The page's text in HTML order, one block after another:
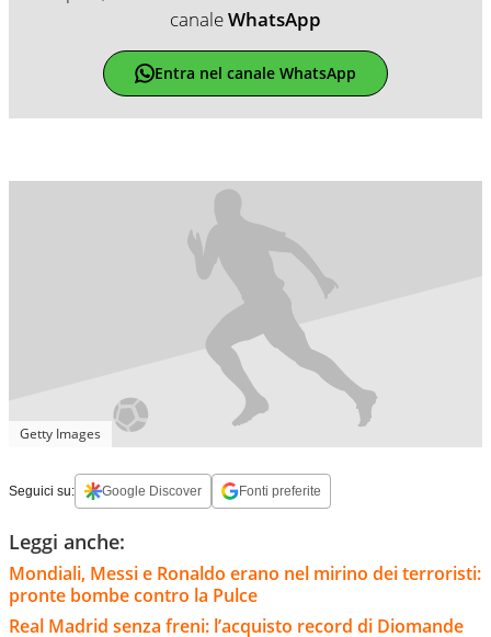
canaleWhatsApp
Entra nel canale WhatsApp
Getty Images
Seguici su: Google Discover Fonti preferite
Leggi anche:
Mondiali, Messi e Ronaldo erano nel mirino dei terroristi:
pronte bombe contro la Pulce
Real Madrid senza freni: l’acquisto record di Diomande